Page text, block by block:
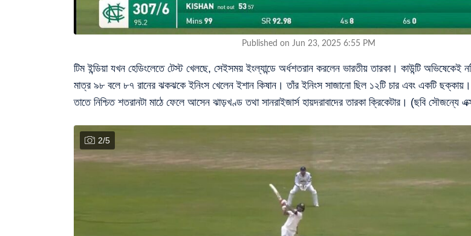
Published on Jun 23, 2025 6:55 PM
টিম ইন্ডিয়া যখন হেডিংলেতে টেস্ট খেলছে, সেইসময় ইংল্যান্ডে অর্ধশতরান করলেন ভারতীয় তারকা। কাউন্টি অভিষেকেই
মাত্র ৯৮ বলে ৮৭ রানের ঝকঝকে ইনিংস খেলেন ইশান কিষান। তাঁর ইনিংস সাজানো ছিল ১২টি চার এবং একটি
তাতে নিশ্চিত শতরানটা মাঠে ফেলে আসেন ঝাড়খণ্ড তথা সানরাইজার্স হায়দরাবাদের তারকা ক্রিকেটার। (ছবি সৌজন্যে
2/5